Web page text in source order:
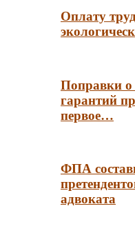
Оплату
Поправки о
гарантий
первое…
ФПА
адвоката